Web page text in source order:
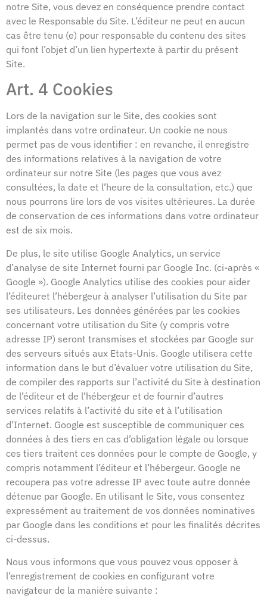
notre Site, vous devez en conséquence prendre contact
avec le Responsable du Site. L’éditeur ne peut en aucun
cas être tenu (e) pour responsable du contenu des sites
qui font l’objet d’un lien hypertexte à partir du présent
Site.
Art. 4 Cookies
Lors de la navigation sur le Site, des cookies sont
implantés dans votre ordinateur. Un cookie ne nous
permet pas de vous identifier : en revanche, il enregistre
des informations relatives à la navigation de votre
ordinateur sur notre Site (les pages que vous avez
consultées, la date et l’heure de la consultation, etc.) que
nous pourrons lire lors de vos visites ultérieures. La durée
de conservation de ces informations dans votre ordinateur
est de six mois.
De plus, le site utilise Google Analytics, un service
d’analyse de site Internet fourni par Google Inc. (ci-après «
Google »). Google Analytics utilise des cookies pour aider
l’éditeuret l’hébergeur à analyser l’utilisation du Site par
ses utilisateurs. Les données générées par les cookies
concernant votre utilisation du Site (y compris votre
adresse IP) seront transmises et stockées par Google sur
des serveurs situés aux Etats-Unis. Google utilisera cette
information dans le but d’évaluer votre utilisation du Site,
de compiler des rapports sur l’activité du Site à destination
de l’éditeur et de l’hébergeur et de fournir d’autres
services relatifs à l’activité du site et à l’utilisation
d’Internet. Google est susceptible de communiquer ces
données à des tiers en cas d’obligation légale ou lorsque
ces tiers traitent ces données pour le compte de Google, y
compris notamment l’éditeur et l’hébergeur. Google ne
recoupera pas votre adresse IP avec toute autre donnée
détenue par Google. En utilisant le Site, vous consentez
expressément au traitement de vos données nominatives
par Google dans les conditions et pour les finalités décrites
ci-dessus.
Nous vous informons que vous pouvez vous opposer à
l’enregistrement de cookies en configurant votre
navigateur de la manière suivante :